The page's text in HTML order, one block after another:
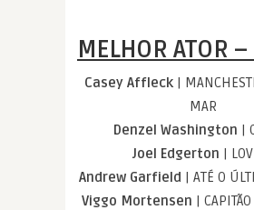
MELHOR ATOR
Casey Affleck |
MAR
Denzel Washington |
Joel Edgerton |
Andrew Garfield | ATÉ O
Viggo Mortensen |